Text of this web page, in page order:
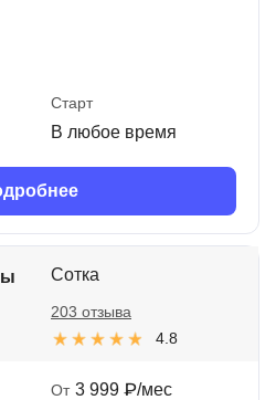
Старт
В любое время
Сотка
4.8
203 отзыва
От 3 999 ₽/мес